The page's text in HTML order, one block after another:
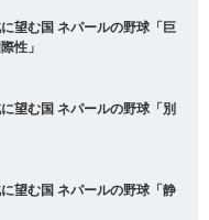
望む国 ネパールの野球「巨
性」
望む国 ネパールの野球「別
望む国 ネパールの野球「静